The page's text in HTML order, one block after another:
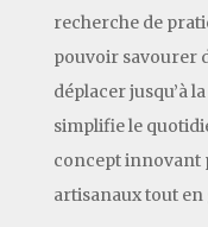
recherche de
pouvoir savourer
déplacer jusqu’à
simplifie le
concept innovant
artisanaux tout